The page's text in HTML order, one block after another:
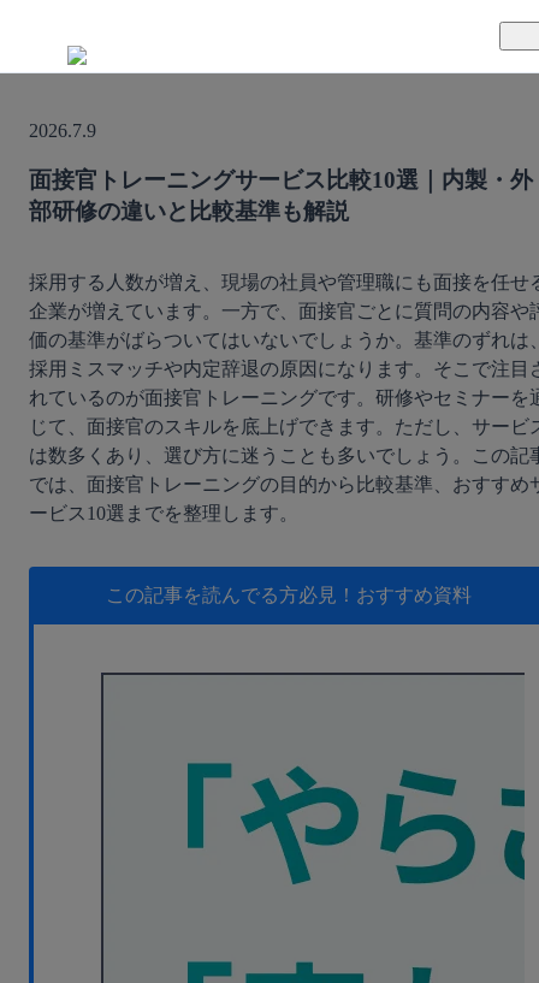
TUNAGの特徴
サポート体制
セキュリティ体制
料金案内
導入事例
活用方法
運営会社
セミナー
お役立ち資料
資料ダウンロード
2026.7.9
面接官トレーニングサービス比較10選｜内製・外
部研修の違いと比較基準も解説
採用する人数が増え、現場の社員や管理職にも面接を任せ
企業が増えています。一方で、面接官ごとに質問の内容や
価の基準がばらついてはいないでしょうか。基準のずれは
採用ミスマッチや内定辞退の原因になります。そこで注目
れているのが面接官トレーニングです。研修やセミナーを
じて、面接官のスキルを底上げできます。ただし、サービ
は数多くあり、選び方に迷うことも多いでしょう。この記
では、面接官トレーニングの目的から比較基準、おすすめ
ービス10選までを整理します。
この記事を読んでる方必見！ おすすめ資料